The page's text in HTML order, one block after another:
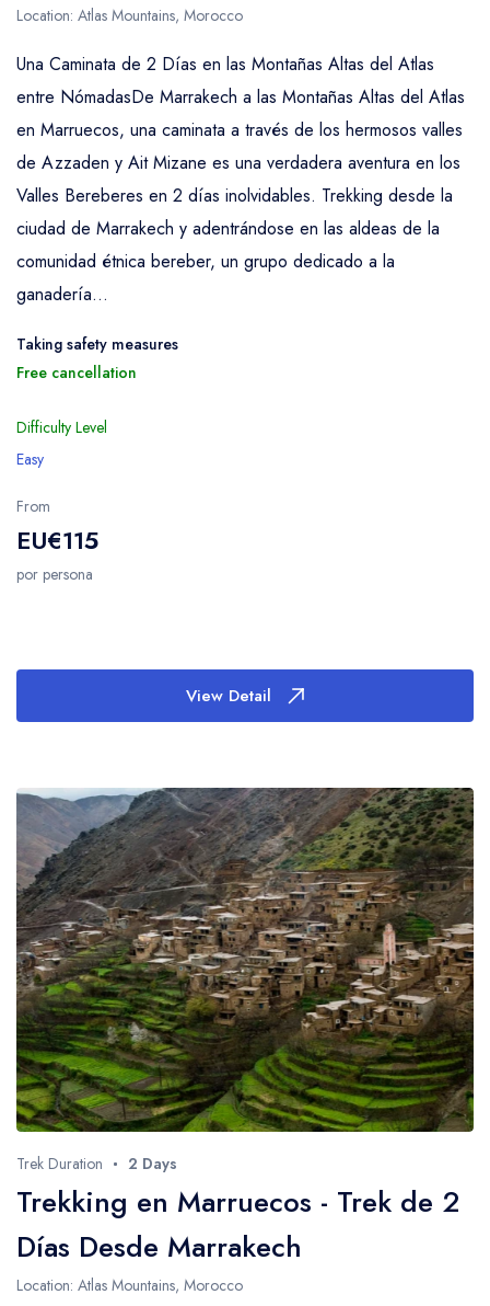
Location: Atlas Mountains, Morocco
Una Caminata de 2 Días en las Montañas Altas del Atlas
entre NómadasDe Marrakech a las Montañas Altas del Atlas
en Marruecos, una caminata a través de los hermosos valles
de Azzaden y Ait Mizane es una verdadera aventura en los
Valles Bereberes en 2 días inolvidables. Trekking desde la
ciudad de Marrakech y adentrándose en las aldeas de la
comunidad étnica bereber, un grupo dedicado a la
ganadería...
Taking safety measures
Free cancellation
Difficulty Level
Easy
From
EU€115
por persona
View Detail
Trek Duration 2 Days
Trekking en Marruecos - Trek de 2
Días Desde Marrakech
Location: Atlas Mountains, Morocco